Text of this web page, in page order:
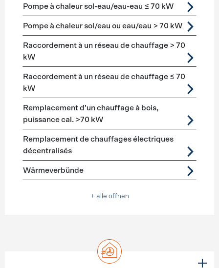
Pompe à chaleur sol-eau/eau-eau ≤ 70 kW
Pompe à chaleur sol/eau ou eau/eau > 70 kW
Raccordement à un réseau de chauffage > 70
kW
Raccordement à un réseau de chauffage ≤ 70
kW
Remplacement d’un chauffage à bois,
puissance cal. >70 kW
Remplacement de chauffages électriques
décentralisés
Wärmeverbünde
+ alle öffnen